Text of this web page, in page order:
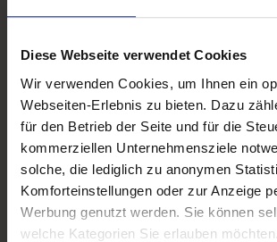
Diese Webseite verwendet Cookies
Wir verwenden Cookies, um Ihnen ein
Webseiten-Erlebnis zu bieten. Dazu
für den Betrieb der Seite und für die
kommerziellen Unternehmensziele
solche, die lediglich zu anonymen
Komforteinstellungen oder zur Anzeige
Werbung genutzt werden. Sie können
welche Kategorien Sie erlauben
Fingerprintreader: Nein
Tastaturbeleuchtung: Ja
Betriebssystem: Windows 11
Schnittstellen:
1x Audio /
mm Combo,
1x HDMI, 1x
Thunderbolt,
C, 1x W-LAN
Typ A
Mehr
Tastaturlayout:
Deutsch
Ziffernblock